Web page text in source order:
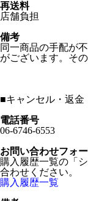
再送料
店舗負担
備考
同一商品の手配が
がございます。そ
■キャンセル・返金
電話番号
06-6746-6553
お問い合わせフォ
購入履歴一覧の「
合わせください。
購入履歴一覧